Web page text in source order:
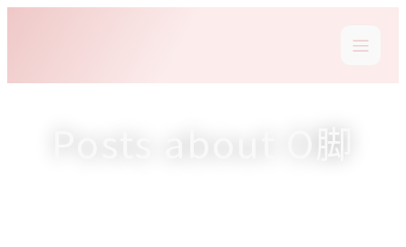
Posts about O脚